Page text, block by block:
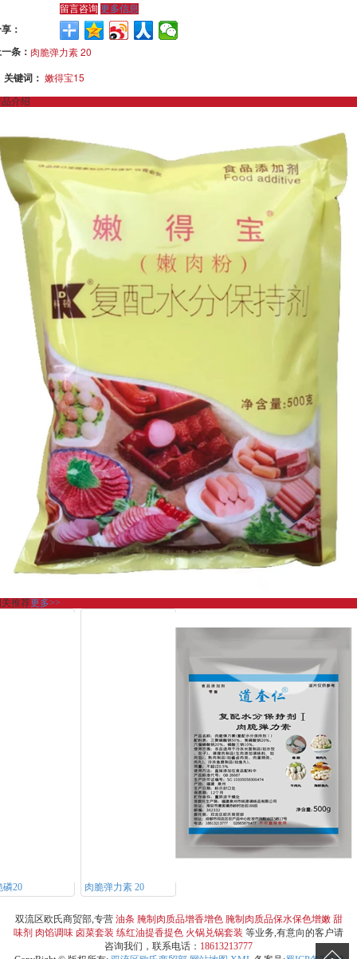
留言咨询 更多信息
：
条： 肉脆弹力素 20
关键词： 嫩得宝15
介绍
推荐更多>>
磷20 肉脆弹力素 20
双流区欧氏商贸部,专营 油条 腌制肉质品增香增色 腌制肉质品保水保色增嫩 甜
味剂 肉馅调味 卤菜套装 练红油提香提色 火锅兑锅套装 等业务,有意向的客户请
咨询我们，联系电话： 18613213777